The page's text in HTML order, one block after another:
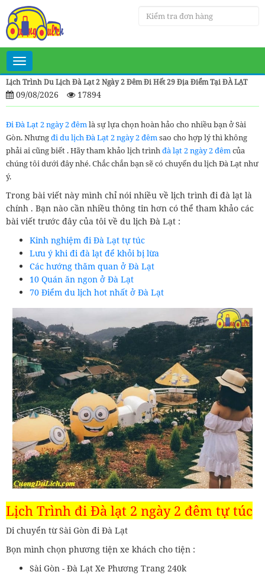
Toggle
navigation
Lịch Trình Du Lịch Đà Lạt 2 Ngày 2 Đêm Đi Hết 29 Địa Điểm Tại ĐÀ LẠT
09/08/2026 17894
Đi Đà Lạt 2 ngày 2 đêmlà sự lựa chọn hoàn hảo cho nhiều bạn ở Sài
Gòn. Nhưngđi du lịch Đà Lạt 2 ngày 2 đêmsao cho hợp lý thì không
phải ai cũng biết . Hãy tham khảo lịch trìnhđà lạt 2 ngày 2 đêmcủa
chúng tôi dưới đây nhé. Chắc chắn bạn sẽ có chuyến du lịch Đà Lạt như
ý.
Trong bài viết này mình chỉ nói nhiều về lịch trình đi đà lạt là
chính . Bạn nào cần nhiều thông tin hơn có thể tham khảo các
bài viết trước đây của tôi về du lịch Đà Lạt :
Kinh nghiệm đi Đà Lạt tự túc
Lưu ý khi đi đà lạt để khỏi bị lừa
Các hướng thăm quan ở Đà Lạt
10 Quán ăn ngon ở Đà Lạt
70 Điểm du lịch hot nhất ở Đà Lạt
Lịch Trình đi Đà lạt 2 ngày 2 đêm tự túc
Di chuyển từ Sài Gòn đi Đà Lạt
Bọn mình chọn phương tiện xe khách cho tiện :
Sài Gòn - Đà Lạt Xe Phương Trang 240k